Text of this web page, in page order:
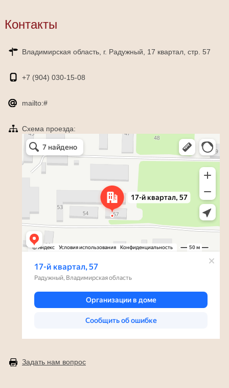
Контакты
Владимирская область, г. Радужный, 17 квартал, стр. 57
+7 (904) 030-15-08
mailto:#
Схема проезда:
Яндекс Карты
Радужный — Яндекс Карты
Задать нам вопрос